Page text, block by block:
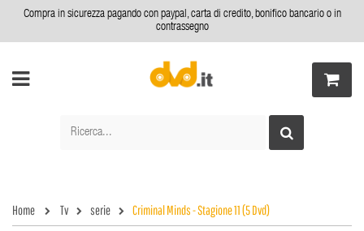
Compra in sicurezza pagando con paypal, carta di credito, bonifico bancario o in
contrassegno
Home Tv serie Criminal Minds - Stagione 11 (5 Dvd)